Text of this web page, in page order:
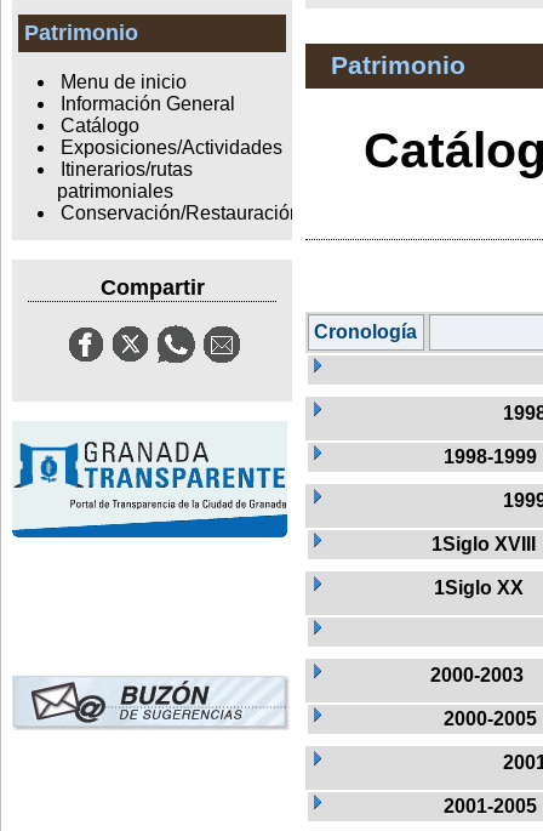
Patrimonio
Menu de inicio
Información General
Catálogo
Exposiciones/Actividades
Itinerarios/rutas
patrimoniales
Conservación/Restauración
Compartir
Patrimonio
Cronología
1998-1999
1Siglo XVIII
1Siglo XX
2000-2003
2000-2005
2001-2005